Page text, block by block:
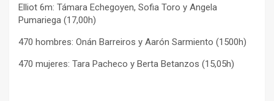
Elliot 6m: Támara Echegoyen, Sofia Toro y Angela
Pumariega (17,00h)
470 hombres: Onán Barreiros y Aarón Sarmiento (1500h)
470 mujeres: Tara Pacheco y Berta Betanzos (15,05h)